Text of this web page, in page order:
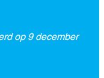
op 9 december